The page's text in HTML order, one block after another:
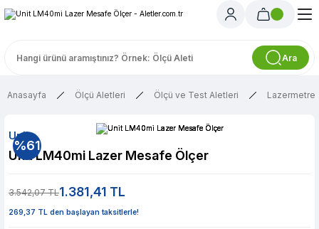
Ara
Anasayfa Ölçü Aletleri Ölçü ve Test Aletleri Lazermetre
%61
Unit
Unit LM40mi Lazer Mesafe Ölçer
3.542,07 TL1.381,41 TL
269,37 TL den başlayan taksitlerle!